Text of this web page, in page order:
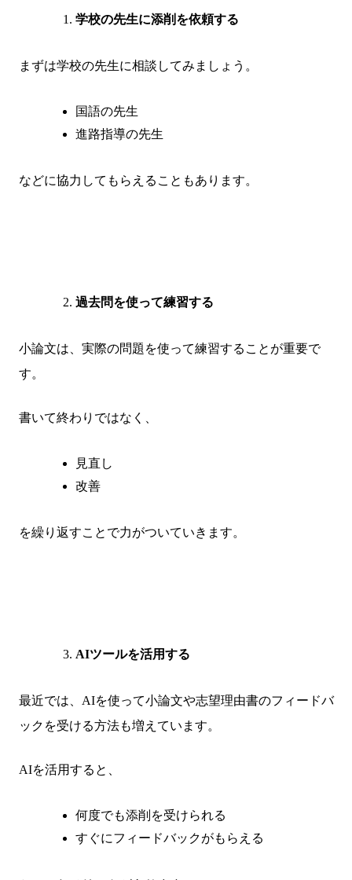
学校の先生に添削を依頼する
まずは学校の先生に相談してみましょう。
国語の先生
進路指導の先生
などに協力してもらえることもあります。
過去問を使って練習する
小論文は、実際の問題を使って練習することが重要で
す。
書いて終わりではなく、
見直し
改善
を繰り返すことで力がついていきます。
AIツールを活用する
最近では、AIを使って小論文や志望理由書のフィードバ
ックを受ける方法も増えています。
AIを活用すると、
何度でも添削を受けられる
すぐにフィードバックがもらえる